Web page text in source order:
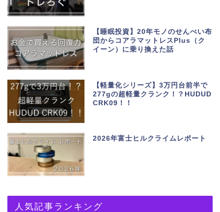
【睡眠投資】20年モノのせんべい布
団からコアラマットレスPlus（ク
イーン）に乗り換えた話
【軽量化シリーズ】3万円台前半で
277gの超軽量クランク！？HUDUD
CRK09！！
2026年富士ヒルクライムレポート
人気記事ランキング